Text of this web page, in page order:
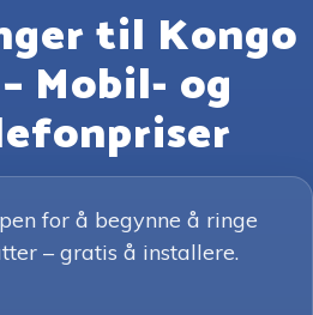
til Kongo
Mobil- og
for å begynne å ringe
– gratis å installere.